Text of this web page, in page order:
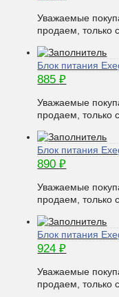
Уважаемые
продаем, только
Блок питания
885₽
Уважаемые
продаем, только
Блок питания
890₽
Уважаемые
продаем, только
Блок питания
924₽
Уважаемые
продаем, только